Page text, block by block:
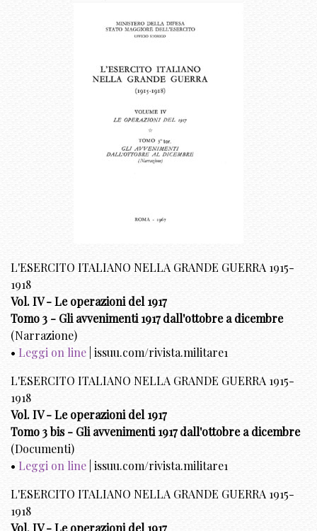
L'ESERCITO ITALIANO NELLA GRANDE GUERRA 1915-
1918
Vol. IV - Le operazioni del 1917
Tomo 3 - Gli avvenimenti 1917 dall'ottobre a dicembre
(Narrazione)
• Leggi on line | issuu.com/rivista.militare1
L'ESERCITO ITALIANO NELLA GRANDE GUERRA 1915-
1918
Vol. IV - Le operazioni del 1917
Tomo 3 bis - Gli avvenimenti 1917 dall'ottobre a dicembre
(Documenti)
• Leggi on line | issuu.com/rivista.militare1
L'ESERCITO ITALIANO NELLA GRANDE GUERRA 1915-
1918
Vol. IV - Le operazioni del 1917